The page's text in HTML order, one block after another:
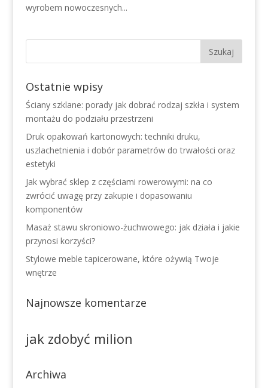
wyrobem nowoczesnych...
Ostatnie wpisy
Ściany szklane: porady jak dobrać rodzaj szkła i system
montażu do podziału przestrzeni
Druk opakowań kartonowych: techniki druku,
uszlachetnienia i dobór parametrów do trwałości oraz
estetyki
Jak wybrać sklep z częściami rowerowymi: na co
zwrócić uwagę przy zakupie i dopasowaniu
komponentów
Masaż stawu skroniowo-żuchwowego: jak działa i jakie
przynosi korzyści?
Stylowe meble tapicerowane, które ożywią Twoje
wnętrze
Najnowsze komentarze
jak zdobyć milion
Archiwa